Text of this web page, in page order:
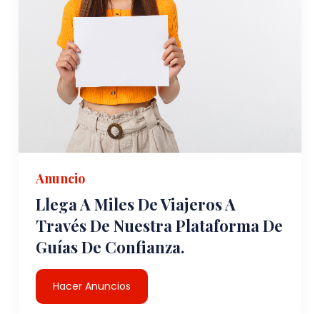
Anuncio
Llega A Miles De Viajeros A
Través De Nuestra Plataforma De
Guías De Confianza.
Hacer Anuncios